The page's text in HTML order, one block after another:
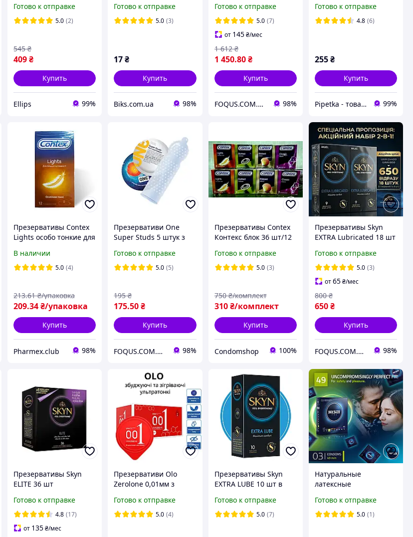
Надежные без латекса,
классичекие Ellips
Готово к отправке
5.0 (2)
409₴
545 ₴
Купить
Ellips 99%
Готово к отправке
5.0 (3)
17₴
Купить
Biks.com.ua 98%
безлатексные разные
виды
Готово к отправке
5.0 (7)
от 145 ₴/мес
1 450.80 ₴
1 612 ₴
Купить
FOQUS.COM.UA ● Интернет магазин Фокус 98%
упаковка
Готово к отправке
4.8 (6)
255₴
Купить
Pipetka - товары медицинского назначения 99%
Презервативы Contex
Lights особо тонкие для
чувствительности
12шт
В наличии
5.0 (4)
209.34₴/упаковка
213.61 ₴/упаковка
Купить
Pharmex.club 98%
Презервативи One
Super Studs 5 штук з
стимулюючі
Готово к отправке
5.0 (5)
175.50₴
195 ₴
Купить
FOQUS.COM.UA ● Интернет магазин Фокус 98%
Презервативы Contex
Контекс блок 36 шт/12
до2030
Готово к отправке
5.0 (3)
310 ₴/комплект
750 ₴/комплект
Купить
Condomshop 100%
Презервативы Skyn
EXTRA Lubricated 18 шт
ультратонкие с
большим количеством
масла
Готово к отправке
5.0 (3)
от65₴/мес
650₴
800 ₴
Купить
FOQUS.COM.UA ● Интернет магазин Фокус 98%
Презервативы Skyn
ELITE 36 шт
ультратонкие
Готово к отправке
4.8 (17)
от 135₴/мес
Презервативи Olo
Zerolone 0,01мм з
збуджуючим ефектом
ультратонкі 10 шт
Готово к отправке
5.0 (4)
Презервативы Skyn
EXTRA LUBE 10 шт в
ультратонкие с
большим количеством
Готово к отправке
5.0 (7)
Натуральные
латексные
Pro 49, 3 шт.
Готово к отправке
5.0 (1)